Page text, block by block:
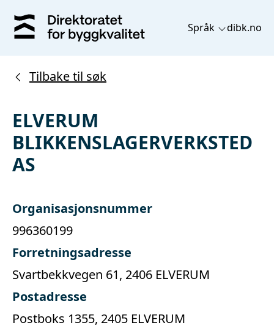
Språk dibk.no
Tilbake til søk
ELVERUM
BLIKKENSLAGERVERKSTED
AS
Organisasjonsnummer
996360199
Forretningsadresse
Svartbekkvegen 61, 2406 ELVERUM
Postadresse
Postboks 1355, 2405 ELVERUM